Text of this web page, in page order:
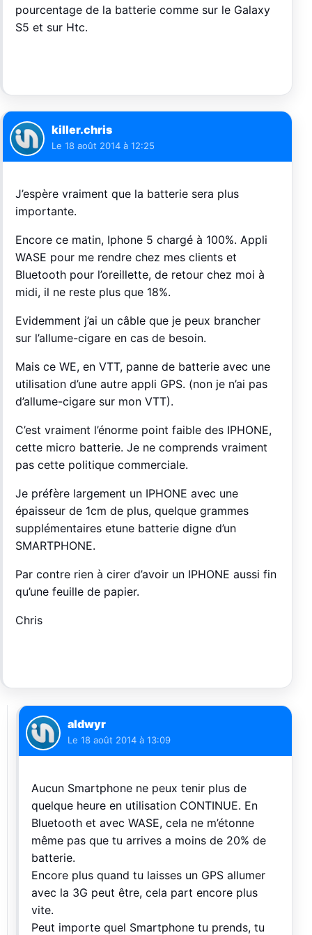
pourcentage de la batterie comme sur le Galaxy
S5 et sur Htc.
killer.chris
Le 18 août 2014 à 12:25
J’espère vraiment que la batterie sera plus
importante.
Encore ce matin, Iphone 5 chargé à 100%. Appli
WASE pour me rendre chez mes clients et
Bluetooth pour l’oreillette, de retour chez moi à
midi, il ne reste plus que 18%.
Evidemment j’ai un câble que je peux brancher
sur l’allume-cigare en cas de besoin.
Mais ce WE, en VTT, panne de batterie avec une
utilisation d’une autre appli GPS. (non je n’ai pas
d’allume-cigare sur mon VTT).
C’est vraiment l’énorme point faible des IPHONE,
cette micro batterie. Je ne comprends vraiment
pas cette politique commerciale.
Je préfère largement un IPHONE avec une
épaisseur de 1cm de plus, quelque grammes
supplémentaires etune batterie digne d’un
SMARTPHONE.
Par contre rien à cirer d’avoir un IPHONE aussi fin
qu’une feuille de papier.
Chris
aldwyr
Le 18 août 2014 à 13:09
Aucun Smartphone ne peux tenir plus de
quelque heure en utilisation CONTINUE. En
Bluetooth et avec WASE, cela ne m’étonne
même pas que tu arrives a moins de 20% de
batterie.
Encore plus quand tu laisses un GPS allumer
avec la 3G peut être, cela part encore plus
vite.
Peut importe quel Smartphone tu prends, tu